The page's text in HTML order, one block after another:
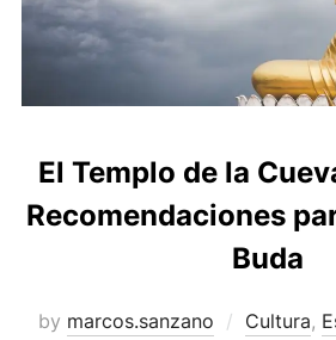
El Templo de la
Recomendaciones
Buda
by marcos.sanzano Cultura,